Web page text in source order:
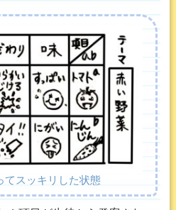
てスッキリした状態